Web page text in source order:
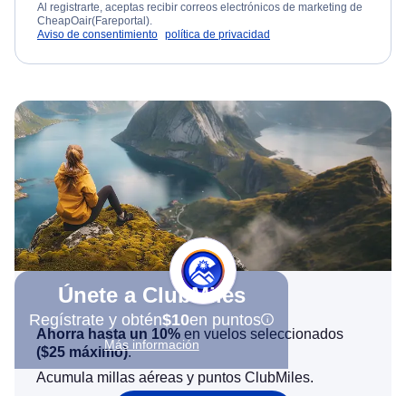
Al registrarte, aceptas recibir correos electrónicos de marketing de
CheapOair(Fareportal).
Aviso de consentimiento política de privacidad
Únete a ClubMiles
Regístrate y obtén$10en puntos
Más información
Ahorra hasta un 10% en vuelos seleccionados
($25 máximo).
Acumula millas aéreas y puntos ClubMiles.